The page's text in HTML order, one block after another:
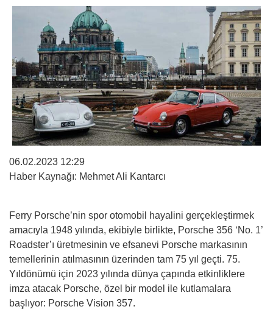
06.02.2023 12:29
Haber Kaynağı: Mehmet Ali Kantarcı
Ferry Porsche’nin spor otomobil hayalini gerçekleştirmek
amacıyla 1948 yılında, ekibiyle birlikte, Porsche 356 ‘No. 1’
Roadster’ı üretmesinin ve efsanevi Porsche markasının
temellerinin atılmasının üzerinden tam 75 yıl geçti. 75.
Yıldönümü için 2023 yılında dünya çapında etkinliklere
imza atacak Porsche, özel bir model ile kutlamalara
başlıyor: Porsche Vision 357.